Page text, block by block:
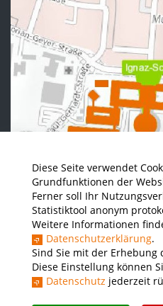
Diese Seite verwendet
Grundfunktionen der
Ferner soll Ihr
Statistiktool anonym
Weitere Informationen
Datenschutzerklärung.
Sind Sie mit der Erhebung
Diese Einstellung können
Datenschutz jederzeit
News - Presse